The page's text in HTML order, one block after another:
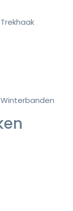
Trekhaak
Winterbanden